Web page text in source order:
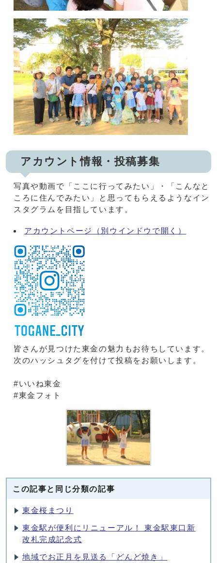
アカウント情報・投稿募集
写真や動画で「ここに行ってみたい」・「こんなと
ころに住んでみたい」と思ってもらえるようなイン
スタグラムを目指しています。
アカウントページ （別ウインドウで開く）
皆さんが見つけた東金の魅力もお待ちしています。
次のハッシュタグを付けて投稿をお願いします。
#いいね東金
#東金フォト
この記事と同じ分類の記事
東金桜まつり
東金駅が便利にリニューアル！ 東金駅東口新
改札完成記念式
地域でお正月を見送る「どんど焼き」